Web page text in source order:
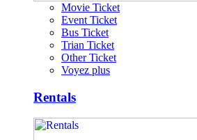
Movie Ticket
Event Ticket
Bus Ticket
Trian Ticket
Other Ticket
Voyez plus
Rentals